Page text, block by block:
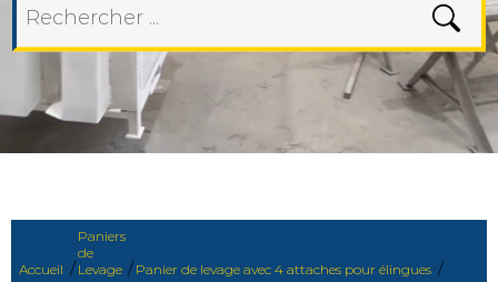
Accueil /
Paniers
de
Levage / Panier de levage avec 4 attaches pour élingues /